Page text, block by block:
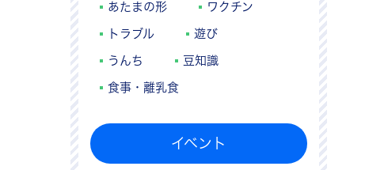
あたまの形 ワクチン
トラブル 遊び
うんち 豆知識
食事・離乳食
イベント